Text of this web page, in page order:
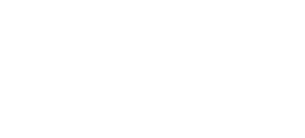
家庭用ガス警報器のクイックソリューションデモを紹介いたしま